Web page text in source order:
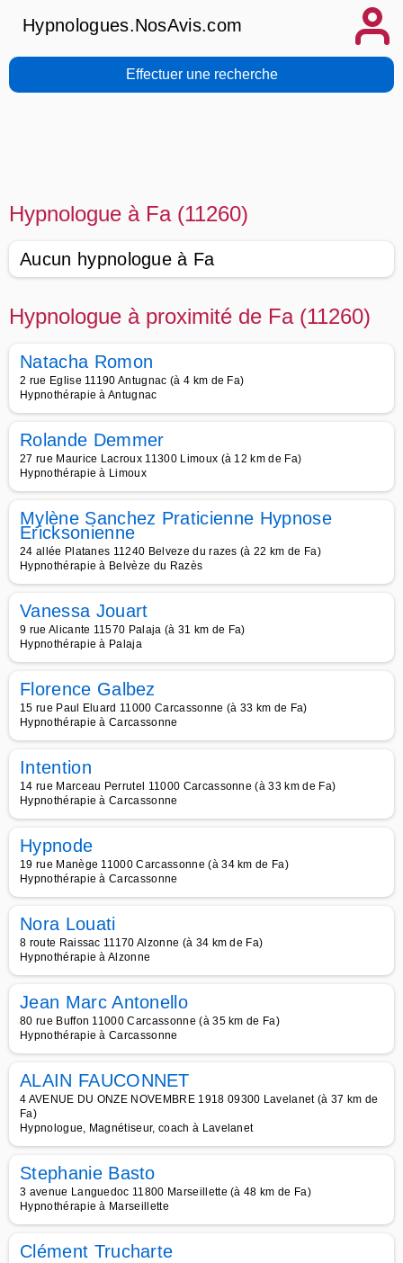
Hypnologues.NosAvis.com
Effectuer une recherche
Hypnologue à Fa (11260)
Aucun hypnologue à Fa
Hypnologue à proximité de Fa (11260)
Natacha Romon
2 rue Eglise 11190 Antugnac (à 4 km de Fa)
Hypnothérapie à Antugnac
Rolande Demmer
27 rue Maurice Lacroux 11300 Limoux (à 12 km de Fa)
Hypnothérapie à Limoux
Mylène Sanchez Praticienne Hypnose
Ericksonienne
24 allée Platanes 11240 Belveze du razes (à 22 km de Fa)
Hypnothérapie à Belvèze du Razès
Vanessa Jouart
9 rue Alicante 11570 Palaja (à 31 km de Fa)
Hypnothérapie à Palaja
Florence Galbez
15 rue Paul Eluard 11000 Carcassonne (à 33 km de Fa)
Hypnothérapie à Carcassonne
Intention
14 rue Marceau Perrutel 11000 Carcassonne (à 33 km de Fa)
Hypnothérapie à Carcassonne
Hypnode
19 rue Manège 11000 Carcassonne (à 34 km de Fa)
Hypnothérapie à Carcassonne
Nora Louati
8 route Raissac 11170 Alzonne (à 34 km de Fa)
Hypnothérapie à Alzonne
Jean Marc Antonello
80 rue Buffon 11000 Carcassonne (à 35 km de Fa)
Hypnothérapie à Carcassonne
ALAIN FAUCONNET
4 AVENUE DU ONZE NOVEMBRE 1918 09300 Lavelanet (à 37 km de
Fa)
Hypnologue, Magnétiseur, coach à Lavelanet
Stephanie Basto
3 avenue Languedoc 11800 Marseillette (à 48 km de Fa)
Hypnothérapie à Marseillette
Clément Trucharte